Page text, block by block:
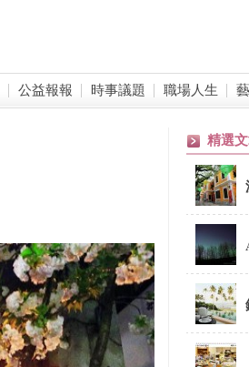
公益報報 時事議題 職場人生
精選